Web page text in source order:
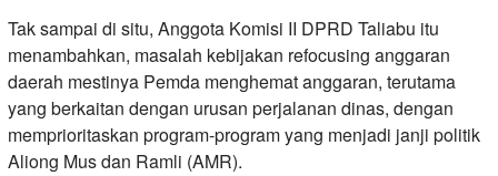
Tak sampai di situ, Anggota Komisi II DPRD Taliabu itu
menambahkan, masalah kebijakan refocusing anggaran
daerah mestinya Pemda menghemat anggaran, terutama
yang berkaitan dengan urusan perjalanan dinas, dengan
memprioritaskan program-program yang menjadi janji politik
Aliong Mus dan Ramli (AMR).